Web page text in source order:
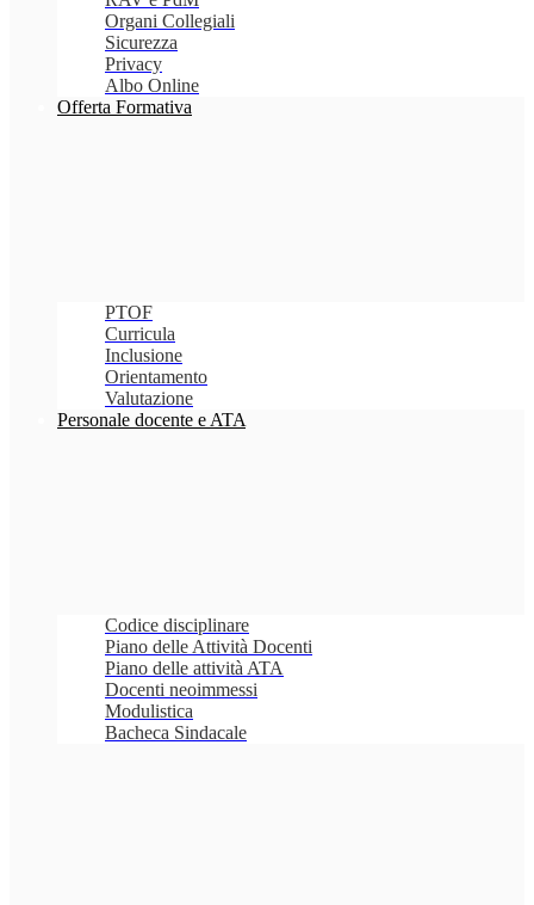
Organi Collegiali
Sicurezza
Privacy
Albo Online
Offerta Formativa
PTOF
Curricula
Inclusione
Orientamento
Valutazione
Personale docente e ATA
Codice disciplinare
Piano delle Attività Docenti
Piano delle attività ATA
Docenti neoimmessi
Modulistica
Bacheca Sindacale